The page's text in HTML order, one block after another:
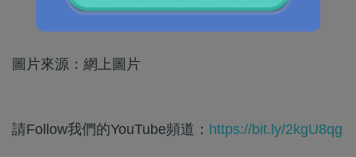
圖片來源：網上圖片
請Follow我們的YouTube頻道： https://bit.ly/2kgU8qg